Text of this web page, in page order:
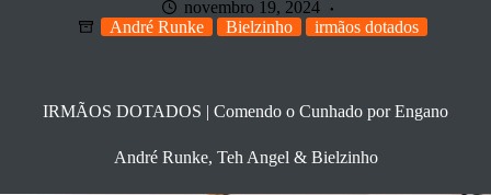
novembro 19, 2024
André Runke
Bielzinho irmãos dotados
IRMÃOS DOTADOS | Comendo o Cunhado por Engano
André Runke, Teh Angel & Bielzinho